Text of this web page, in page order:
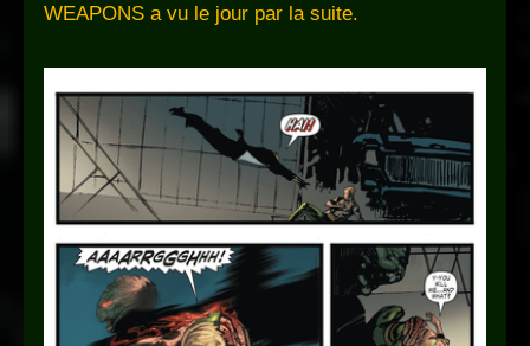
WEAPONS a vu le jour par la suite.